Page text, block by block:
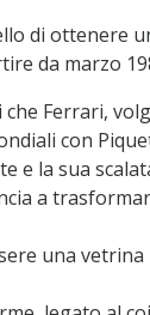
di ottenere
da marzo
Ferrari,
con
e la sua
a
una